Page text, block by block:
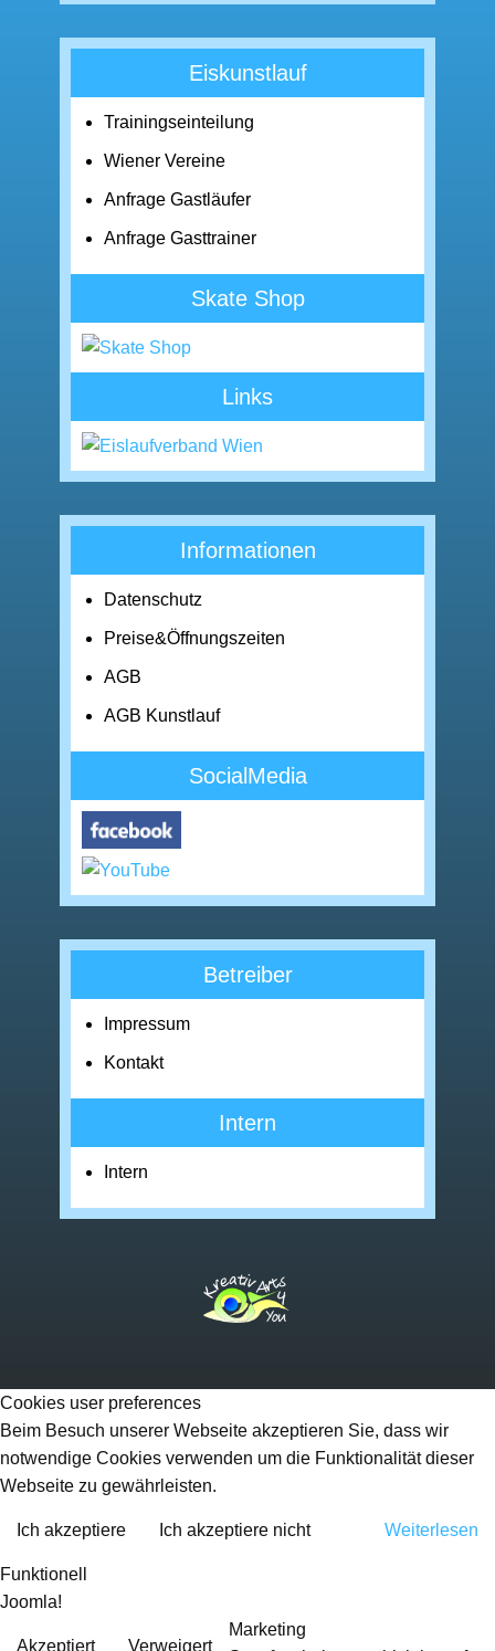
Eiskunstlauf
Trainingseinteilung
Wiener Vereine
Anfrage Gastläufer
Anfrage Gasttrainer
Skate Shop
Links
Informationen
Datenschutz
Preise&Öffnungszeiten
AGB
AGB Kunstlauf
SocialMedia
Betreiber
Impressum
Kontakt
Intern
Intern
Cookies user preferences
Beim Besuch unserer Webseite akzeptieren Sie, dass wir
notwendige Cookies verwenden um die Funktionalität dieser
Webseite zu gewährleisten.
Ich akzeptiere Ich akzeptiere nicht Weiterlesen
Funktionell
Joomla!
Akzeptiert Verweigert
Marketing